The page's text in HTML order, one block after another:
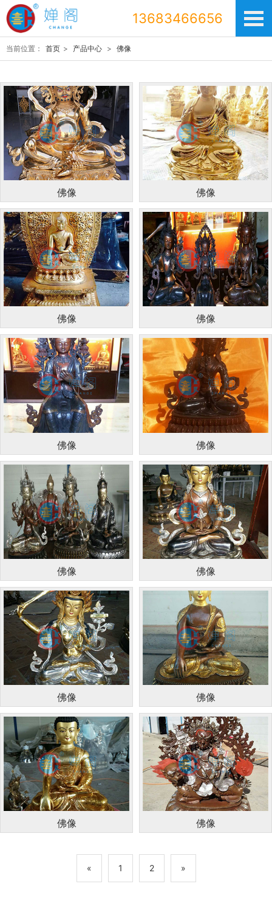
13683466656
当前位置： 首页 > 产品中心 > 佛像
佛像 佛像
佛像 佛像
佛像 佛像
佛像 佛像
佛像 佛像
佛像 佛像
« 1 2 »